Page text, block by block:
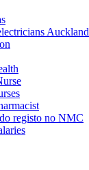
Auckland
registo no NMC